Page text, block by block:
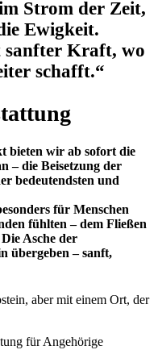
Strom der Zeit,
Ewigkeit.
sanfter Kraft, wo
schafft.“
bieten wir ab sofort die
– die Beisetzung der
bedeutendsten und
für Menschen
fühlten – dem Fließen
Asche der
übergeben – sanft,
aber mit einem Ort, der
für Angehörige